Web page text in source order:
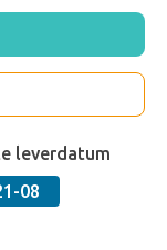
leverdatum
08